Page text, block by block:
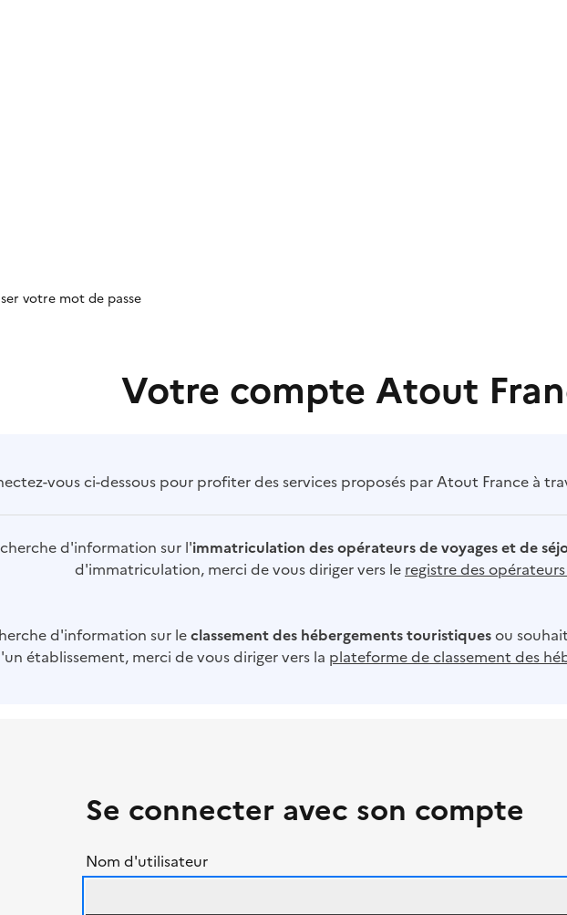
votre mot de passe
Votre compte Atout
vous ci-dessous pour profiter des services proposés par Atout France à
d'information sur l'immatriculation des opérateurs de voyages et de
d'immatriculation, merci de vous diriger vers le registre des
d'information sur leclassement des hébergements touristiquesou
établissement, merci de vous diriger vers la plateforme de classement des
Se connecter avec son compte
Nom d'utilisateur